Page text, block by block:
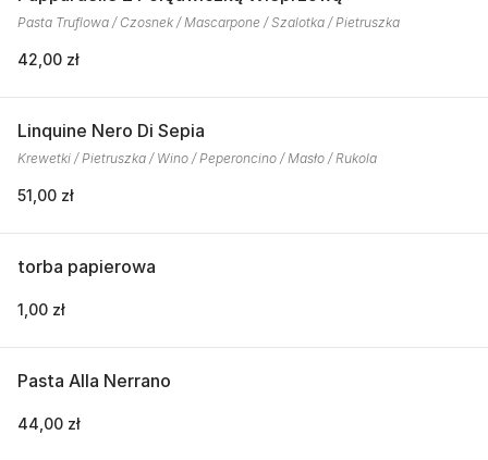
Pasta Truflowa / Czosnek / Mascarpone / Szalotka / Pietruszka
42,00 zł
Linquine Nero Di Sepia
Krewetki / Pietruszka / Wino / Peperoncino / Masło / Rukola
51,00 zł
torba papierowa
1,00 zł
Pasta Alla Nerrano
44,00 zł